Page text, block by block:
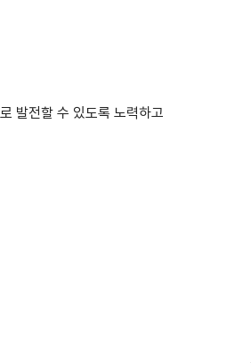
발전할 수 있도록 노력하고